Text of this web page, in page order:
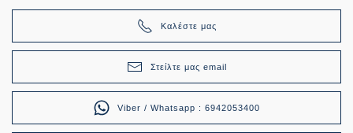
Καλέστε μας
Στείλτε μας email
Viber / Whatsapp : 6942053400